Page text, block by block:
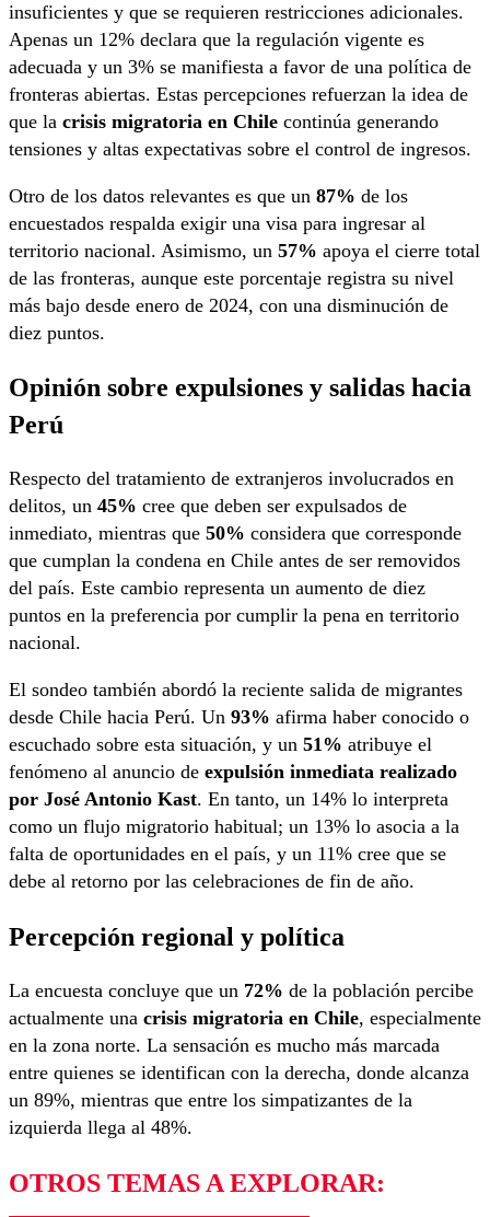
insuficientes y que se requieren restricciones adicionales.
Apenas un 12% declara que la regulación vigente es
adecuada y un 3% se manifiesta a favor de una política de
fronteras abiertas. Estas percepciones refuerzan la idea de
que la crisis migratoria en Chile continúa generando
tensiones y altas expectativas sobre el control de ingresos.
Otro de los datos relevantes es que un 87% de los
encuestados respalda exigir una visa para ingresar al
territorio nacional. Asimismo, un 57% apoya el cierre total
de las fronteras, aunque este porcentaje registra su nivel
más bajo desde enero de 2024, con una disminución de
diez puntos.
Opinión sobre expulsiones y salidas hacia
Perú
Respecto del tratamiento de extranjeros involucrados en
delitos, un 45% cree que deben ser expulsados de
inmediato, mientras que 50% considera que corresponde
que cumplan la condena en Chile antes de ser removidos
del país. Este cambio representa un aumento de diez
puntos en la preferencia por cumplir la pena en territorio
nacional.
El sondeo también abordó la reciente salida de migrantes
desde Chile hacia Perú. Un 93% afirma haber conocido o
escuchado sobre esta situación, y un 51% atribuye el
fenómeno al anuncio de expulsión inmediata realizado
por José Antonio Kast. En tanto, un 14% lo interpreta
como un flujo migratorio habitual; un 13% lo asocia a la
falta de oportunidades en el país, y un 11% cree que se
debe al retorno por las celebraciones de fin de año.
Percepción regional y política
La encuesta concluye que un 72% de la población percibe
actualmente una crisis migratoria en Chile, especialmente
en la zona norte. La sensación es mucho más marcada
entre quienes se identifican con la derecha, donde alcanza
un 89%, mientras que entre los simpatizantes de la
izquierda llega al 48%.
OTROS TEMAS A EXPLORAR: